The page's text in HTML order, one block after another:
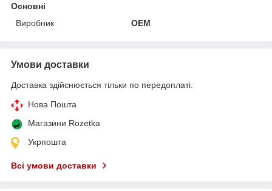
Основні
Виробник
OEM
Умови доставки
Доставка здійснюється тільки по передоплаті.
Нова Пошта
Магазини Rozetka
Укрпошта
Всі умови доставки